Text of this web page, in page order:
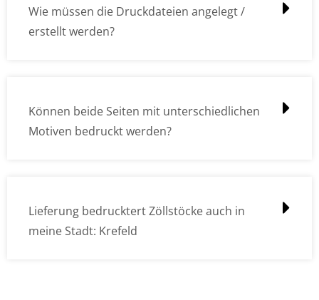
Wie müssen die Druckdateien angelegt /
erstellt werden?
Können beide Seiten mit unterschiedlichen
Motiven bedruckt werden?
Lieferung bedrucktert Zöllstöcke auch in
meine Stadt: Krefeld